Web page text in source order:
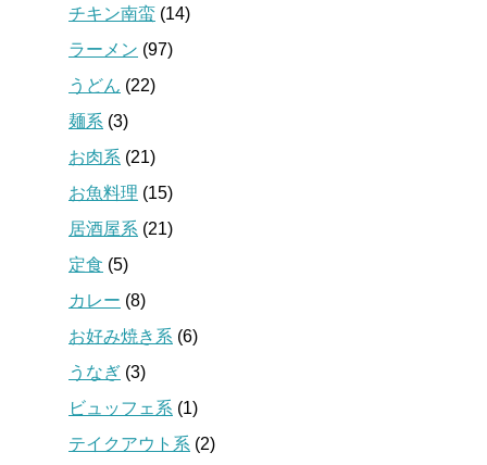
チキン南蛮 (14)
ラーメン (97)
うどん (22)
麺系 (3)
お肉系 (21)
お魚料理 (15)
居酒屋系 (21)
定食 (5)
カレー (8)
お好み焼き系 (6)
うなぎ (3)
ビュッフェ系 (1)
テイクアウト系 (2)